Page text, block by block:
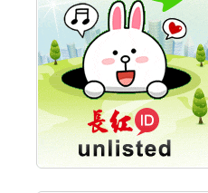
宇辰系統科技:宇辰業績
創新高 啟動興櫃轉上櫃
計畫
明緯企業:明緯永續科技
競賽 以電源驅動善的力
量
秀育企業:秀育SHO-U儲
能系統 獲國內首張CNS
認證